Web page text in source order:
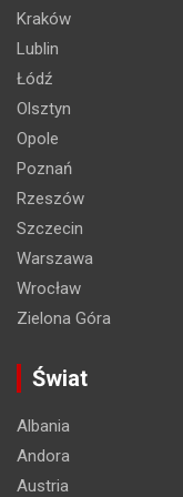
Kraków
Lublin
Łódź
Olsztyn
Opole
Poznań
Rzeszów
Szczecin
Warszawa
Wrocław
Zielona Góra
Świat
Albania
Andora
Austria